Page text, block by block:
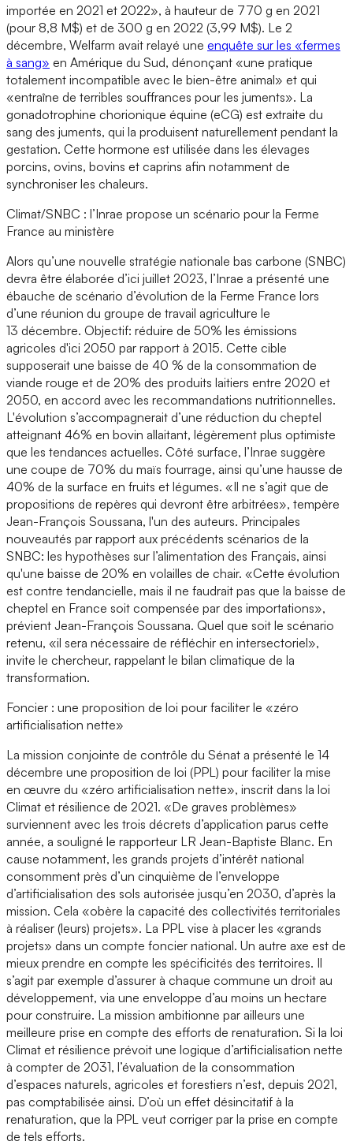
importée en 2021 et 2022», à hauteur de 770 g en 2021
(pour 8,8 M$) et de 300 g en 2022 (3,99 M$). Le 2
décembre, Welfarm avait relayé une enquête sur les «fermes
à sang» en Amérique du Sud, dénonçant «une pratique
totalement incompatible avec le bien-être animal» et qui
«entraîne de terribles souffrances pour les juments». La
gonadotrophine chorionique équine (eCG) est extraite du
sang des juments, qui la produisent naturellement pendant la
gestation. Cette hormone est utilisée dans les élevages
porcins, ovins, bovins et caprins afin notamment de
synchroniser les chaleurs.
Climat/SNBC : l’Inrae propose un scénario pour la Ferme
France au ministère
Alors qu’une nouvelle stratégie nationale bas carbone (SNBC)
devra être élaborée d’ici juillet 2023, l’Inrae a présenté une
ébauche de scénario d’évolution de la Ferme France lors
d’une réunion du groupe de travail agriculture le
13 décembre. Objectif: réduire de 50% les émissions
agricoles d'ici 2050 par rapport à 2015. Cette cible
supposerait une baisse de 40 % de la consommation de
viande rouge et de 20% des produits laitiers entre 2020 et
2050, en accord avec les recommandations nutritionnelles.
L'évolution s’accompagnerait d’une réduction du cheptel
atteignant 46% en bovin allaitant, légèrement plus optimiste
que les tendances actuelles. Côté surface, l’Inrae suggère
une coupe de 70% du maïs fourrage, ainsi qu’une hausse de
40% de la surface en fruits et légumes. «Il ne s’agit que de
propositions de repères qui devront être arbitrées», tempère
Jean-François Soussana, l'un des auteurs. Principales
nouveautés par rapport aux précédents scénarios de la
SNBC: les hypothèses sur l’alimentation des Français, ainsi
qu'une baisse de 20% en volailles de chair. «Cette évolution
est contre tendancielle, mais il ne faudrait pas que la baisse de
cheptel en France soit compensée par des importations»,
prévient Jean-François Soussana. Quel que soit le scénario
retenu, «il sera nécessaire de réfléchir en intersectoriel»,
invite le chercheur, rappelant le bilan climatique de la
transformation.
Foncier : une proposition de loi pour faciliter le «zéro
artificialisation nette»
La mission conjointe de contrôle du Sénat a présenté le 14
décembre une proposition de loi (PPL) pour faciliter la mise
en œuvre du «zéro artificialisation nette», inscrit dans la loi
Climat et résilience de 2021. «De graves problèmes»
surviennent avec les trois décrets d’application parus cette
année, a souligné le rapporteur LR Jean-Baptiste Blanc. En
cause notamment, les grands projets d’intérêt national
consomment près d’un cinquième de l’enveloppe
d’artificialisation des sols autorisée jusqu’en 2030, d’après la
mission. Cela «obère la capacité des collectivités territoriales
à réaliser (leurs) projets». La PPL vise à placer les «grands
projets» dans un compte foncier national. Un autre axe est de
mieux prendre en compte les spécificités des territoires. Il
s’agit par exemple d’assurer à chaque commune un droit au
développement, via une enveloppe d’au moins un hectare
pour construire. La mission ambitionne par ailleurs une
meilleure prise en compte des efforts de renaturation. Si la loi
Climat et résilience prévoit une logique d’artificialisation nette
à compter de 2031, l’évaluation de la consommation
d’espaces naturels, agricoles et forestiers n’est, depuis 2021,
pas comptabilisée ainsi. D’où un effet désincitatif à la
renaturation, que la PPL veut corriger par la prise en compte
de tels efforts.